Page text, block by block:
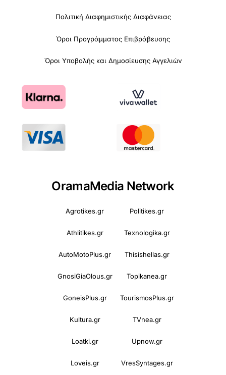
Πολιτική Διαφημιστικής Διαφάνειας
Όροι Προγράμματος Επιβράβευσης
Όροι Υποβολής και Δημοσίευσης Αγγελιών
OramaMedia Network
Agrotikes.gr Politikes.gr
Athlitikes.gr Texnologika.gr
AutoMotoPlus.gr Thisishellas.gr
GnosiGiaOlous.gr Topikanea.gr
GoneisPlus.gr TourismosPlus.gr
Kultura.gr TVnea.gr
Loatki.gr Upnow.gr
Loveis.gr VresSyntages.gr